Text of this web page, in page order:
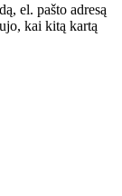
el. pašto adresą
kai kitą kartą